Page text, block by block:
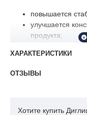
повышается
улучшается
продукта;
жирный привкус;
ХАРАКТЕРИСТИКИ
ОТЗЫВЫ
Хотите купить